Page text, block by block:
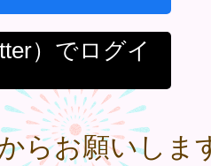
）でログイ
らお願いしま